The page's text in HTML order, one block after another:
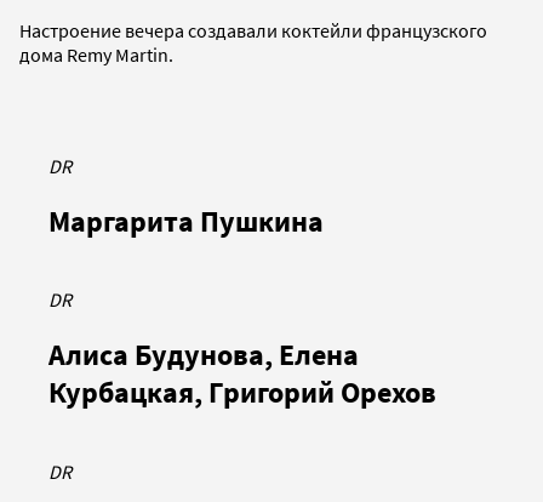
Настроение вечера создавали коктейли французского
дома Remy Martin.
DR
Маргарита Пушкина
DR
Алиса Будунова, Елена
Курбацкая, Григорий Орехов
DR